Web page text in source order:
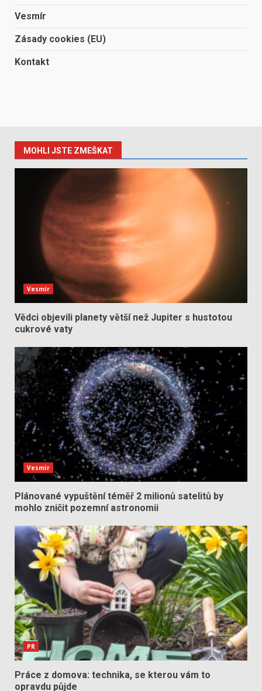
Vesmír
Zásady cookies (EU)
Kontakt
MOHLI JSTE ZMEŠKAT
Vesmír
Vědci objevili planety větší než Jupiter s hustotou
cukrové vaty
Vesmír
Plánované vypuštění téměř 2 milionů satelitů by
mohlo zničit pozemní astronomii
PR
Práce z domova: technika, se kterou vám to
opravdu půjde